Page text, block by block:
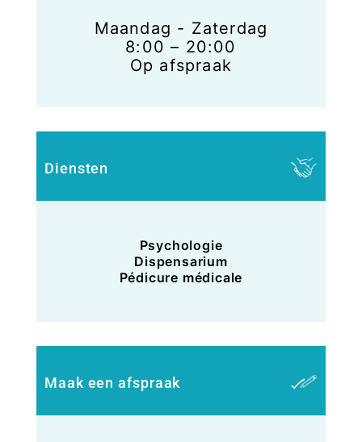
Maandag - Zaterdag
8:00 – 20:00
Op afspraak
Diensten
Psychologie
Dispensarium
Pédicure médicale
Maak een afspraak